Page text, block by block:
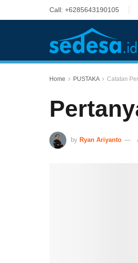
Call: +6285643190105
Home PUSTAKA Catatan
by Ryan Ariyanto